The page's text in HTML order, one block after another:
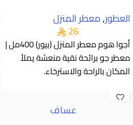
العطور,معطر المنزل
26
أجوا هوم معطر المنزل (بيور) 400مل |
معطر جو برائحة نقية منعشة يملأ
المكان بالراحة والاسترخاء.
عساف